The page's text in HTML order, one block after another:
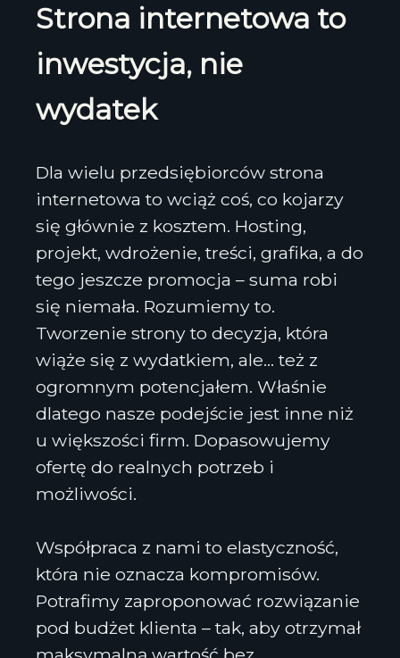
Strona internetowa to
inwestycja, nie
wydatek
Dla wielu przedsiębiorców strona
internetowa to wciąż coś, co kojarzy
się głównie z kosztem. Hosting,
projekt, wdrożenie, treści, grafika, a do
tego jeszcze promocja – suma robi
się niemała. Rozumiemy to.
Tworzenie strony to decyzja, która
wiąże się z wydatkiem, ale… też z
ogromnym potencjałem. Właśnie
dlatego nasze podejście jest inne niż
u większości firm. Dopasowujemy
ofertę do realnych potrzeb i
możliwości.
Współpraca z nami to elastyczność,
która nie oznacza kompromisów.
Potrafimy zaproponować rozwiązanie
pod budżet klienta – tak, aby otrzymał